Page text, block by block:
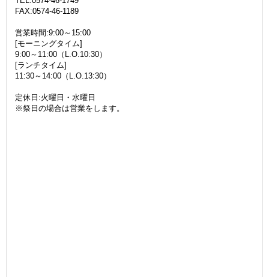
FAX:0574-46-1189
営業時間:9:00～15:00
[モーニングタイム]
9:00～11:00（L.O.10:30）
[ランチタイム]
11:30～14:00（L.O.13:30）
定休日:火曜日・水曜日
※祭日の場合は営業をします。